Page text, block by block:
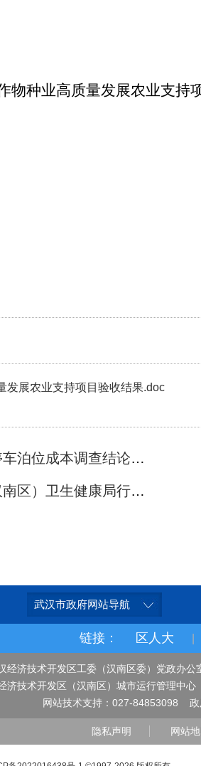
物种业高质量发展农业支持
发展农业支持项目验收结果.doc
上一篇： 区发改局关于我区道路停车泊位成本调查结论的公示
下一篇： 武汉经济技术开发区（汉南区）卫生健康局行政处罚名单
武汉市政府网站导航
链接： 区人大
经济技术开发区工委（汉南区委）党政办
济技术开发区（汉南区）城市运行管理中
网站技术支持：027-84853098 政
隐私声明 网站